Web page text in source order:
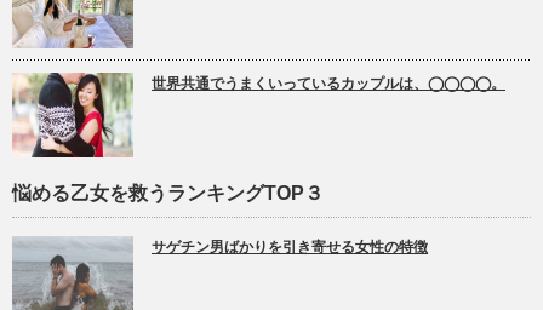
世界共通でうまくいっているカップルは、◯◯◯◯。
悩める乙女を救うランキングTOP３
サゲチン男ばかりを引き寄せる女性の特徴